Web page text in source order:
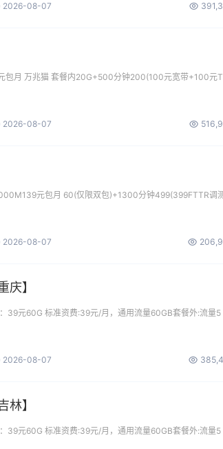
2026-08-07
包月 万兆猫 套餐内20G+500分钟200(100元宽带+100元
2026-08-07
元包月 60(仅限双包)+1300分钟499(399FTTR调
2026-08-07
庆】
39元60G 标准资费:39元/月，通用流量60GB套餐外:流量5
2026-08-07
林】
39元60G 标准资费:39元/月，通用流量60GB套餐外:流量5